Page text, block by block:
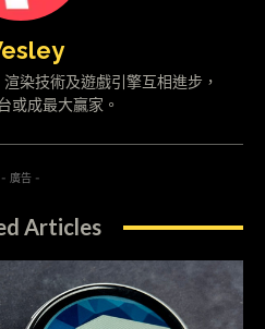
染技術及遊戲引擎互相進步，
或成最大贏家。
- 廣告 -
Articles